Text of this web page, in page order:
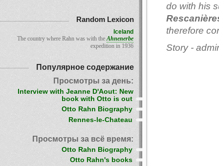
do with his
therefore
Story -
Random Lexicon
Iceland
The country where Rahn was with theAhnenerbe
expedition in 1936
Популярное содержание
Просмотры за день:
Interview with Jeanne D'Aout: New
book with Otto is out
Otto Rahn Biography
Rennes-le-Chateau
Просмотры за всё время:
Otto Rahn Biography
Otto Rahn's books